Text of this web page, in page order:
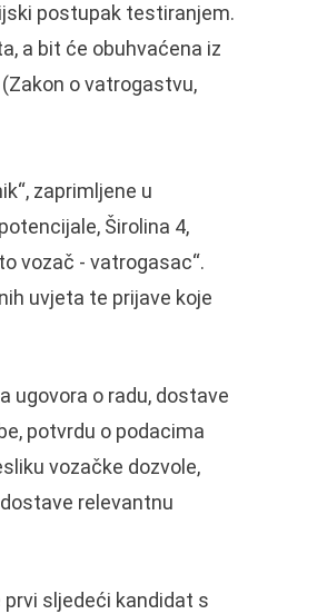
postupak testiranjem.
a bit će obuhvaćena iz
o vatrogastvu,
zaprimljene u
Širolina 4,
vozač - vatrogasac“.
uvjeta te prijave koje
ugovora o radu, dostave
potvrdu o podacima
vozačke dozvole,
relevantnu
sljedeći kandidat s